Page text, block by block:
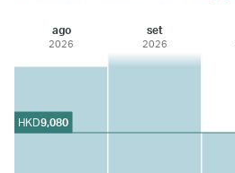
ago
2026
set
2026
HKD9,080